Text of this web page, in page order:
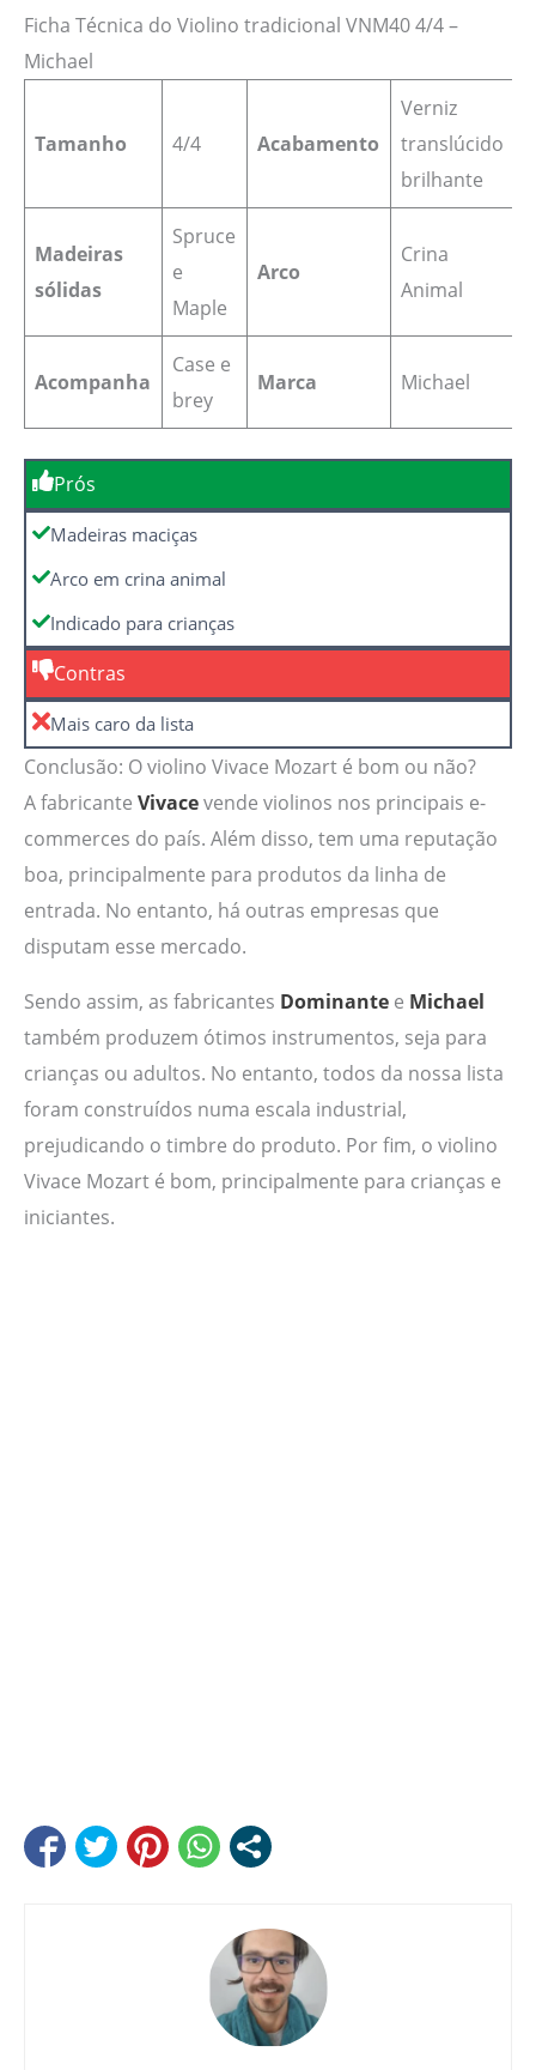
Ficha Técnica do Violino tradicional VNM40 4/4 –
Michael
Tamanho 4/4 Acabamento
Verniz
translúcido
brilhante
Madeiras
sólidas
Spruce
e
Maple
Arco
Crina
Animal
Acompanha
Case e
brey
Marca Michael
Prós
Madeiras maciças
Arco em crina animal
Indicado para crianças
Contras
Mais caro da lista
Conclusão: O violino Vivace Mozart é bom ou não?
A fabricante Vivacevende violinos nos principais e-
commerces do país. Além disso, tem uma reputação
boa, principalmente para produtos da linha de
entrada. No entanto, há outras empresas que
disputam esse mercado.
Sendo assim, as fabricantes Dominante e Michael
também produzem ótimos instrumentos, seja para
crianças ou adultos. No entanto, todos da nossa lista
foram construídos numa escala industrial,
prejudicando o timbre do produto. Por fim, o violino
Vivace Mozart é bom, principalmente para crianças e
iniciantes.